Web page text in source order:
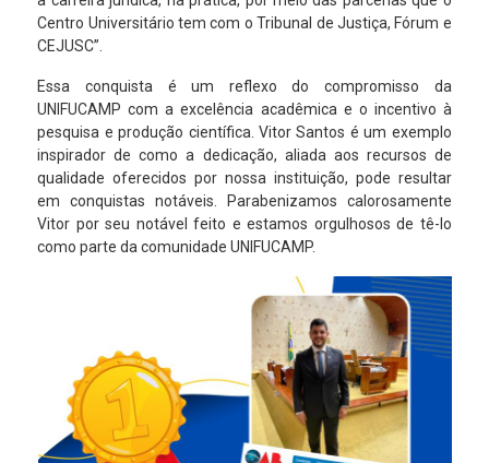
Centro Universitário tem com o Tribunal de Justiça, Fórum e
CEJUSC”.
Essa conquista é um reflexo do compromisso da
UNIFUCAMP com a excelência acadêmica e o incentivo à
pesquisa e produção científica. Vitor Santos é um exemplo
inspirador de como a dedicação, aliada aos recursos de
qualidade oferecidos por nossa instituição, pode resultar
em conquistas notáveis. Parabenizamos calorosamente
Vitor por seu notável feito e estamos orgulhosos de tê-lo
como parte da comunidade UNIFUCAMP.